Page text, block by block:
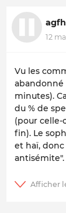
12
Vu les
abandonné
minutes).
du % de
(pour celle-
fin). Le
et haï, donc